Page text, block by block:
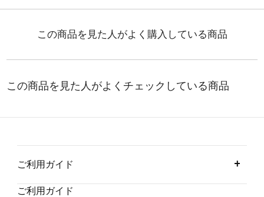
ご利用ガイド
ご利用ガイド